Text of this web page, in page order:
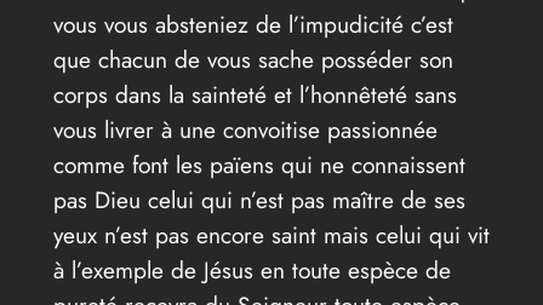
vous vous absteniez de l’impudicité c’est
que chacun de vous sache posséder son
corps dans la sainteté et l’honnêteté sans
vous livrer à une convoitise passionnée
comme font les païens qui ne connaissent
pas Dieu celui qui n’est pas maître de ses
yeux n’est pas encore saint mais celui qui vit
à l’exemple de Jésus en toute espèce de